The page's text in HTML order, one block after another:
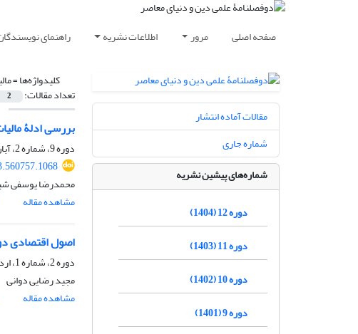
صفحه اصلی مرور اطلاعات نشریه راهنمای
کلیدواژه‌ها =
تعداد مقالات: 2
بررسی ادلۀ
دوره 9، شماره 2، آبان 1402، صفحه
محمدرضا یوسفی
مشاهده مقاله
اصول اقتصادی
دوره 2، شماره 1، اردیبهشت 1394، صفحه
مجید رضایی دوانی
مشاهده مقاله
مقالات آماده انتشار
شماره جاری
شماره‌های پیشین نشریه
دوره 12 (1404)
دوره 11 (1403)
دوره 10 (1402)
دوره 9 (1401)